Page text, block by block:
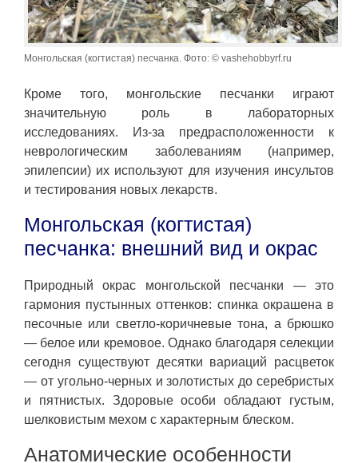
Монгольская (когтистая) песчанка. Фото: © vashehobbyrf.ru
Кроме того, монгольские песчанки играют
значительную роль в лабораторных
исследованиях. Из-за предрасположенности к
неврологическим заболеваниям (например,
эпилепсии) их используют для изучения инсультов
и тестирования новых лекарств.
Монгольская (когтистая)
песчанка: внешний вид и окрас
Природный окрас монгольской песчанки — это
гармония пустынных оттенков: спинка окрашена в
песочные или светло-коричневые тона, а брюшко
— белое или кремовое. Однако благодаря селекции
сегодня существуют десятки вариаций расцветок
— от угольно-черных и золотистых до серебристых
и пятнистых. Здоровые особи обладают густым,
шелковистым мехом с характерным блеском.
Анатомические особенности